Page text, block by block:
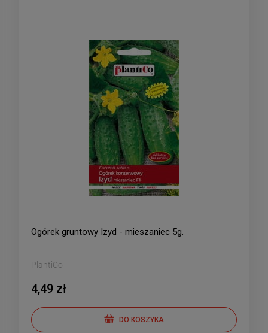
Ogórek gruntowy Izyd - mieszaniec 5g.
PlantiCo
4,49 zł
DO KOSZYKA